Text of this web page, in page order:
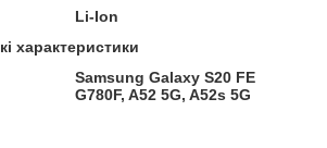
Li-Ion
характеристики
Samsung Galaxy S20 FE
G780F, A52 5G, A52s 5G